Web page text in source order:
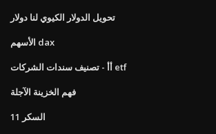
تحويل الدولار الكيوي لنا دولار
الأسهم dax
أأ - تصنيف سندات الشركات etf
فهم الخزينة الآجلة
السكر 11